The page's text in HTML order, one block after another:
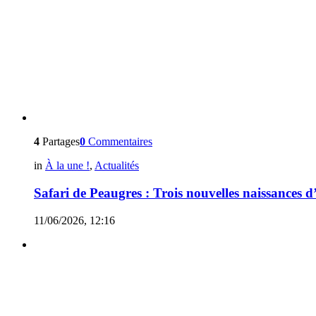
4 Partages0 Commentaires
in À la une !, Actualités
Safari de Peaugres : Trois nouvelles naissances
11/06/2026, 12:16